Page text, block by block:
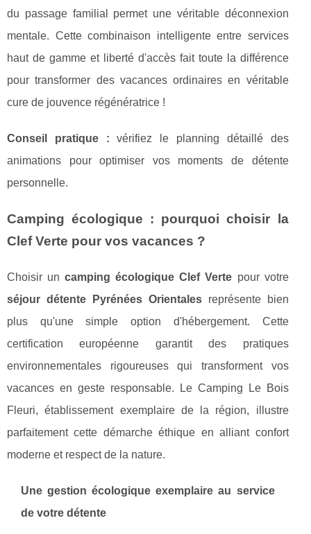
du passage familial permet une véritable déconnexion
mentale. Cette combinaison intelligente entre services
haut de gamme et liberté d'accès fait toute la différence
pour transformer des vacances ordinaires en véritable
cure de jouvence régénératrice !
Conseil pratique : vérifiez le planning détaillé des
animations pour optimiser vos moments de détente
personnelle.
Camping écologique : pourquoi choisir la
Clef Verte pour vos vacances ?
Choisir uncamping écologique Clef Verte pour votre
séjour détente Pyrénées Orientalesreprésente bien
plus qu'une simple option d'hébergement. Cette
certification européenne garantit des pratiques
environnementales rigoureuses qui transforment vos
vacances en geste responsable. Le Camping Le Bois
Fleuri, établissement exemplaire de la région, illustre
parfaitement cette démarche éthique en alliant confort
moderne et respect de la nature.
Une gestion écologique exemplaire au service
de votre détente